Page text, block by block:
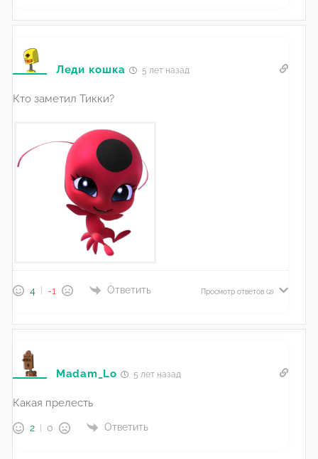
Леди кошка 5 лет назад
Кто заметил Тикки?
4 -1 Ответить Просмотр ответов (2)
Madam_Lo 5 лет назад
Какая прелесть
2 0 Ответить